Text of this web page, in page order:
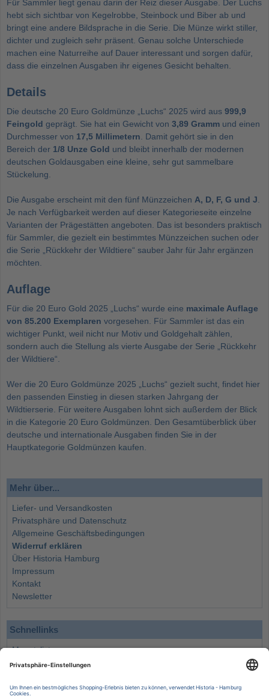
Für Sammler liegt genau darin der Reiz dieser Ausgabe. Der Luchs
hebt sich sichtbar von Kegelrobbe, Steinbock und Biber ab und
bringt eine andere Bildsprache in die Serie. Die Münze wirkt stiller,
dichter und zugleich sehr präsent. Genau solche Unterschiede
machen eine Naturreihe auf Dauer interessant und sorgen dafür,
dass die einzelnen Ausgaben ihr eigenes Gesicht behalten.
Details
Die deutsche 20 Euro Goldmünze „Luchs“ 2025 wird aus 999,9
Feingold geprägt. Sie hat ein Gewicht von 3,89 Gramm und einen
Durchmesser von 17,5 Millimetern . Damit gehört sie in den
Bereich der 1/8 Unze Gold und bleibt innerhalb der modernen
deutschen Goldausgaben eine kleine, sehr gut sammelbare
Stückelung.
Die Ausgabe erscheint mit den fünf Münzzeichen A, D, F, G und J
Je nach Verfügbarkeit werden auf dieser Kategorieseite einzelne
Varianten der Prägestätten angeboten. Das ist besonders praktisch
für Sammler, die gezielt ein bestimmtes Münzzeichen suchen oder
die Serie „Rückkehr der Wildtiere“ sauber Jahr für Jahr ergänzen
möchten.
Auflage
Für die 20 Euro Gold 2025 „Luchs“ wurde eine maximale Auflage
von 85.200 Exemplaren vorgesehen. Für Sammler ist das ein
wichtiger Punkt, weil nicht nur Motiv und Goldgehalt zählen,
sondern auch die Stellung als vierte Ausgabe der Serie „Rückkehr
der Wildtiere“.
Wer die 20 Euro Goldmünze 2025 „Luchs“ gezielt sucht, findet hier
den passenden Einstieg in diesen starken Jahrgang der
Wildtierserie. Für weitere Ausgaben lohnt sich außerdem der Blick
in die Kategorie 20 Euro Goldmünzen . Den Gesamtüberblick über
deutsche und internationale Ausgaben finden Sie in der
Hauptkategorie Goldmünzen kaufen
Mehr über...
Liefer- und Versandkosten
Privatsphäre und Datenschutz
Allgemeine Geschäftsbedingungen
Widerruf erklären
Über Historia Hamburg
Impressum
Kontakt
Newsletter
Schnellinks
Monatsliste
Angebote
Wissenswertes